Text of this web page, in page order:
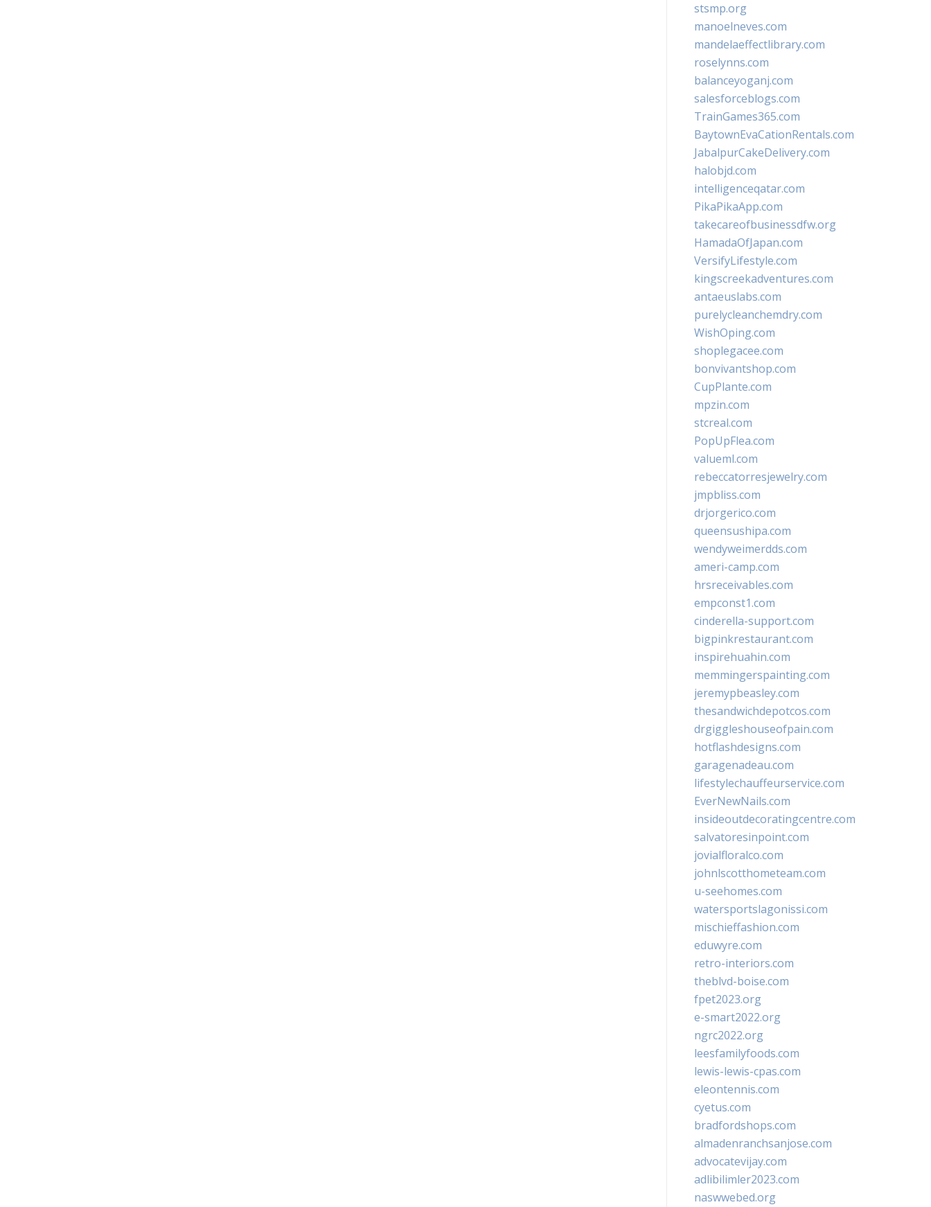
stsmp.org
manoelneves.com
mandelaeffectlibrary.com
roselynns.com
balanceyoganj.com
salesforceblogs.com
TrainGames365.com
BaytownEvaCationRentals.com
JabalpurCakeDelivery.com
halobjd.com
intelligenceqatar.com
PikaPikaApp.com
takecareofbusinessdfw.org
HamadaOfJapan.com
VersifyLifestyle.com
kingscreekadventures.com
antaeuslabs.com
purelycleanchemdry.com
WishOping.com
shoplegacee.com
bonvivantshop.com
CupPlante.com
mpzin.com
stcreal.com
PopUpFlea.com
valueml.com
rebeccatorresjewelry.com
jmpbliss.com
drjorgerico.com
queensushipa.com
wendyweimerdds.com
ameri-camp.com
hrsreceivables.com
empconst1.com
cinderella-support.com
bigpinkrestaurant.com
inspirehuahin.com
memmingerspainting.com
jeremypbeasley.com
thesandwichdepotcos.com
drgiggleshouseofpain.com
hotflashdesigns.com
garagenadeau.com
lifestylechauffeurservice.com
EverNewNails.com
insideoutdecoratingcentre.com
salvatoresinpoint.com
jovialfloralco.com
johnlscotthometeam.com
u-seehomes.com
watersportslagonissi.com
mischieffashion.com
eduwyre.com
retro-interiors.com
theblvd-boise.com
fpet2023.org
e-smart2022.org
ngrc2022.org
leesfamilyfoods.com
lewis-lewis-cpas.com
eleontennis.com
cyetus.com
bradfordshops.com
almadenranchsanjose.com
advocatevijay.com
adlibilimler2023.com
naswwebed.org